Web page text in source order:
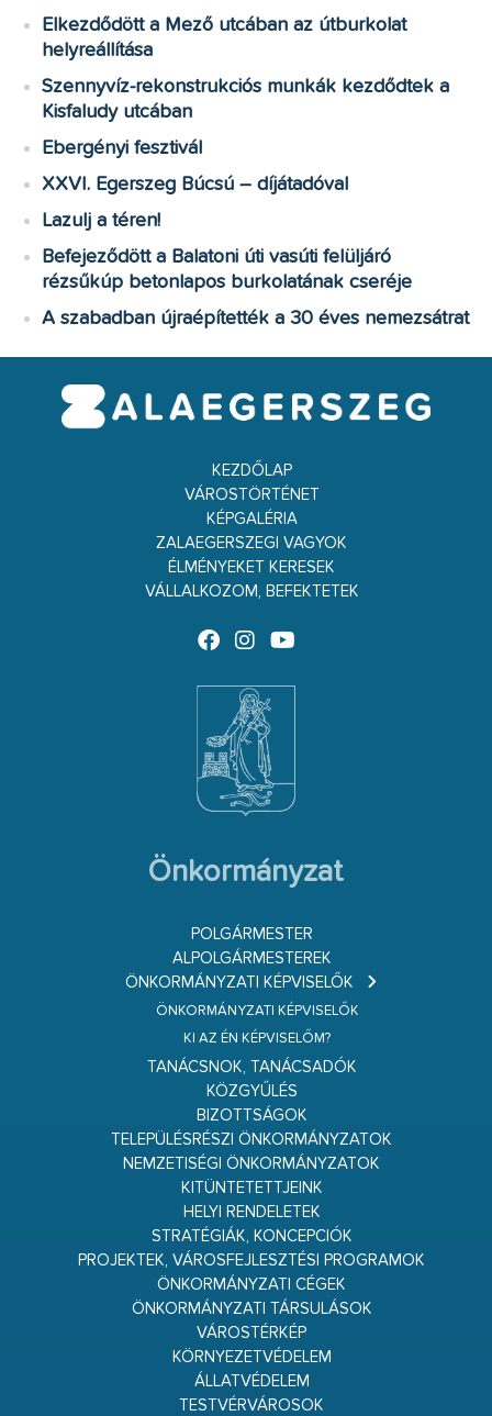
Elkezdődött a Mező utcában az útburkolat
helyreállítása
Szennyvíz-rekonstrukciós munkák kezdődtek a
Kisfaludy utcában
Ebergényi fesztivál
XXVI. Egerszeg Búcsú – díjátadóval
Lazulj a téren!
Befejeződött a Balatoni úti vasúti felüljáró
rézsűkúp betonlapos burkolatának cseréje
A szabadban újraépítették a 30 éves nemezsátrat
KEZDŐLAP
VÁROSTÖRTÉNET
KÉPGALÉRIA
ZALAEGERSZEGI VAGYOK
ÉLMÉNYEKET KERESEK
VÁLLALKOZOM, BEFEKTETEK
Önkormányzat
POLGÁRMESTER
ALPOLGÁRMESTEREK
ÖNKORMÁNYZATI KÉPVISELŐK
ÖNKORMÁNYZATI KÉPVISELŐK
KI AZ ÉN KÉPVISELŐM?
TANÁCSNOK, TANÁCSADÓK
KÖZGYŰLÉS
BIZOTTSÁGOK
TELEPÜLÉSRÉSZI ÖNKORMÁNYZATOK
NEMZETISÉGI ÖNKORMÁNYZATOK
KITÜNTETETTJEINK
HELYI RENDELETEK
STRATÉGIÁK, KONCEPCIÓK
PROJEKTEK, VÁROSFEJLESZTÉSI PROGRAMOK
ÖNKORMÁNYZATI CÉGEK
ÖNKORMÁNYZATI TÁRSULÁSOK
VÁROSTÉRKÉP
KÖRNYEZETVÉDELEM
ÁLLATVÉDELEM
TESTVÉRVÁROSOK